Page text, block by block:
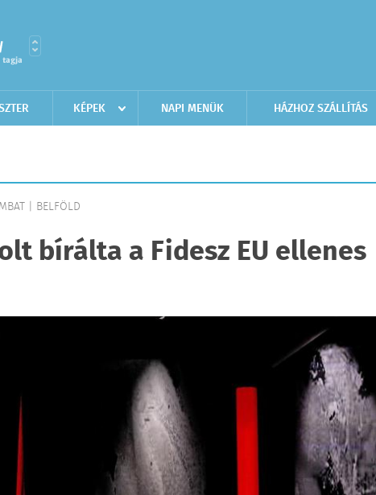
KÉPEK NAPI MENÜK HÁZHOZ SZÁLLÍTÁS
| BELFÖLD
bírálta a Fidesz EU ellenes